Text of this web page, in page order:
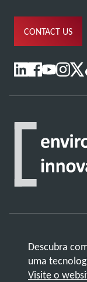
CONTACT US
Descubra
uma
Visite o